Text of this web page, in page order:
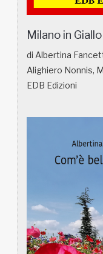
Milano in Giallo
di Albertina
Alighiero Nonnis,
EDB Edizioni